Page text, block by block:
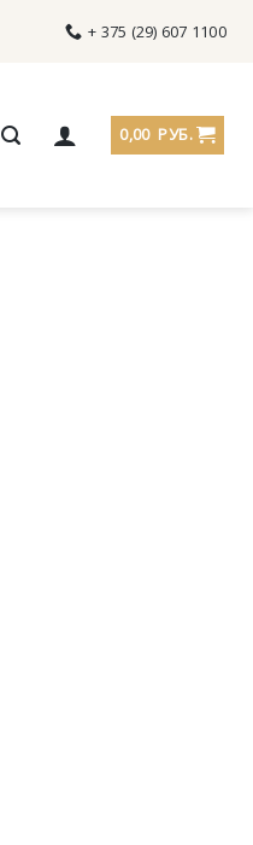
+ 375 (29) 607 1100
0,00 РУБ.